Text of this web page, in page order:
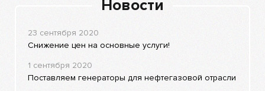
Новости
23 сентября 2020
Снижение цен на основные услуги!
1 сентября 2020
Поставляем генераторы для нефтегазовой отрасли